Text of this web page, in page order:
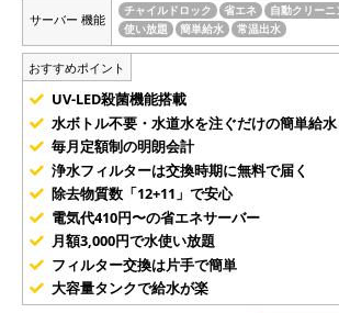
サーバー 機能
チャイルドロック 省エネ 自動クリーニ
使い放題
簡単給水 常温出水
おすすめポイント
UV-LED殺菌機能搭載
水ボトル不要・水道水を注ぐだけの簡単給水
毎月定額制の明朗会計
浄水フィルターは交換時期に無料で届く
除去物質数「12+11」で安心
電気代410円〜の省エネサーバー
月額3,000円で水使い放題
フィルター交換は片手で簡単
大容量タンクで給水が楽